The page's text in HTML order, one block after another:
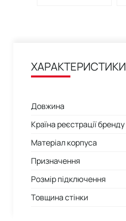
ХАРАКТЕРИСТИКИ
Довжина
Країна реєстрації бренду
Матеріал корпуса
Призначення
Розмір підключення
Товщина стінки